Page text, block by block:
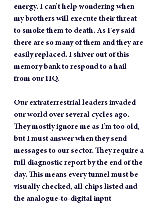
energy. I can’t help wondering when
my brothers will execute their threat
to smoke them to death. As Fey said
there are so many of them and they are
easily replaced. I shiver out of this
memory bank to respond to a hail
from our HQ.
Our extraterrestrial leaders invaded
our world over several cycles ago.
They mostly ignore me as I’m too old,
but I must answer when they send
messages to our sector. They require a
full diagnostic report by the end of the
day. This means every tunnel must be
visually checked, all chips listed and
the analogue-to-digital input